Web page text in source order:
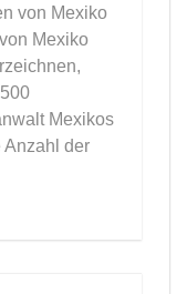
von Mexiko
Mexiko
Mexikos
Anzahl der